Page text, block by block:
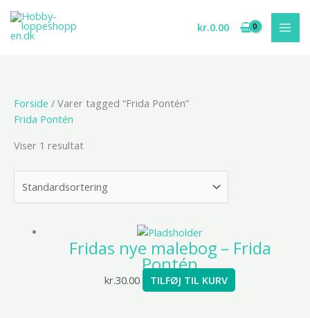
indholdet
kr.0.00
Forside / Varer tagged “Frida Pontén”
Frida Pontén
Viser 1 resultat
Fridas nye malebog – Frida
Pontén
kr.30.00 TILFØJ TIL KURV